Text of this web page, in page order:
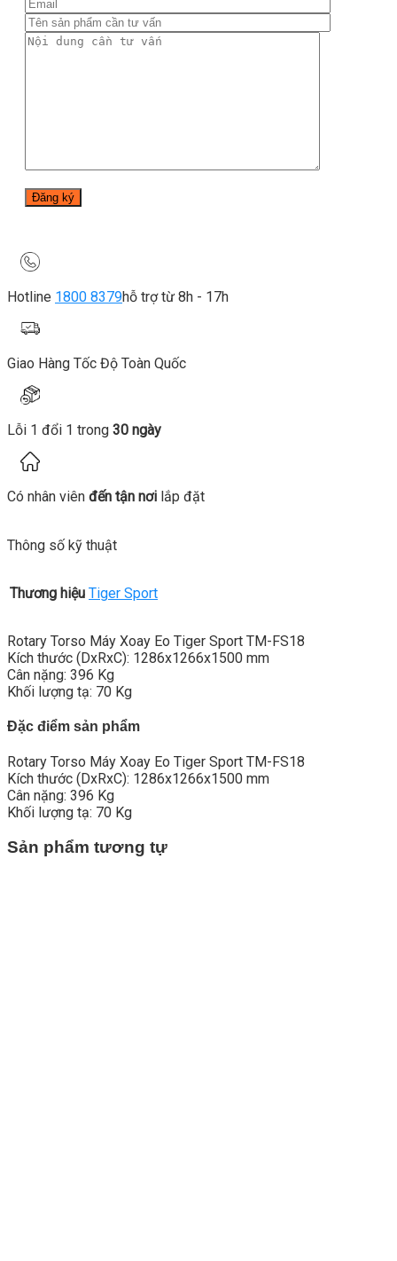
Hotline 1800 8379hỗ trợ từ 8h - 17h
Giao Hàng Tốc Độ Toàn Quốc
Lỗi 1 đổi 1 trong 30 ngày
Có nhân viên đến tận nơi lắp đặt
Thông số kỹ thuật
Thương hiệu Tiger Sport
Rotary Torso Máy Xoay Eo Tiger Sport TM-FS18
Kích thước (DxRxC): 1286x1266x1500 mm
Cân nặng: 396 Kg
Khối lượng tạ: 70 Kg
Đặc điểm sản phẩm
Rotary Torso Máy Xoay Eo Tiger Sport TM-FS18
Kích thước (DxRxC): 1286x1266x1500 mm
Cân nặng: 396 Kg
Khối lượng tạ: 70 Kg
Sản phẩm tương tự